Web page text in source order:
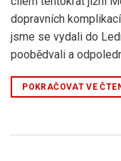
dopravních
jsme se vydali do
poobědvali a
POKRAČOVAT VE